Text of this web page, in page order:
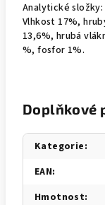
Analytické složky:
Vlhkost 17%,
13,6%, hrubá
%, fosfor 1%.
Doplňkové
Kategorie:
EAN:
Hmotnost: